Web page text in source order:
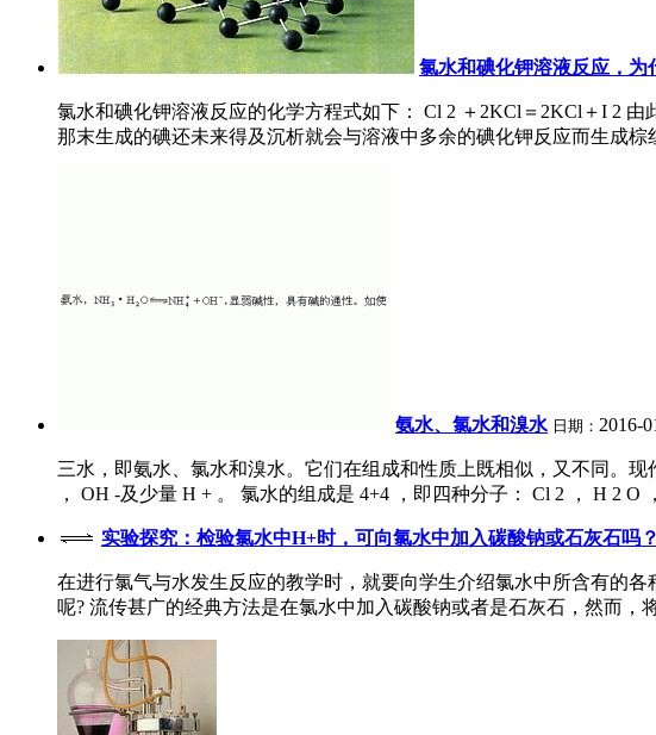
氯水和碘化钾溶液反应，为
氯水和碘化钾溶液反应的化学方程式如下： Cl 2 ＋2KCl＝2KCl＋I 2
那末生成的碘还未来得及沉析就会与溶液中多余的碘化钾反应而生成棕
氨水、氯水和溴水 日期： 2016-
三水，即氨水、氯水和溴水。它们在组成和性质上既相似，又不同。
， OH -及少量 H + 。 氯水的组成是 4+4 ，即四种分子： Cl 2 ， H 2 O
实验探究：检验氯水中H+时，可向氯水中加入碳酸钠或石灰石吗？
在进行氯气与水发生反应的教学时，就要向学生介绍氯水中所含有的
呢? 流传甚广的经典方法是在氯水中加入碳酸钠或者是石灰石，然而，